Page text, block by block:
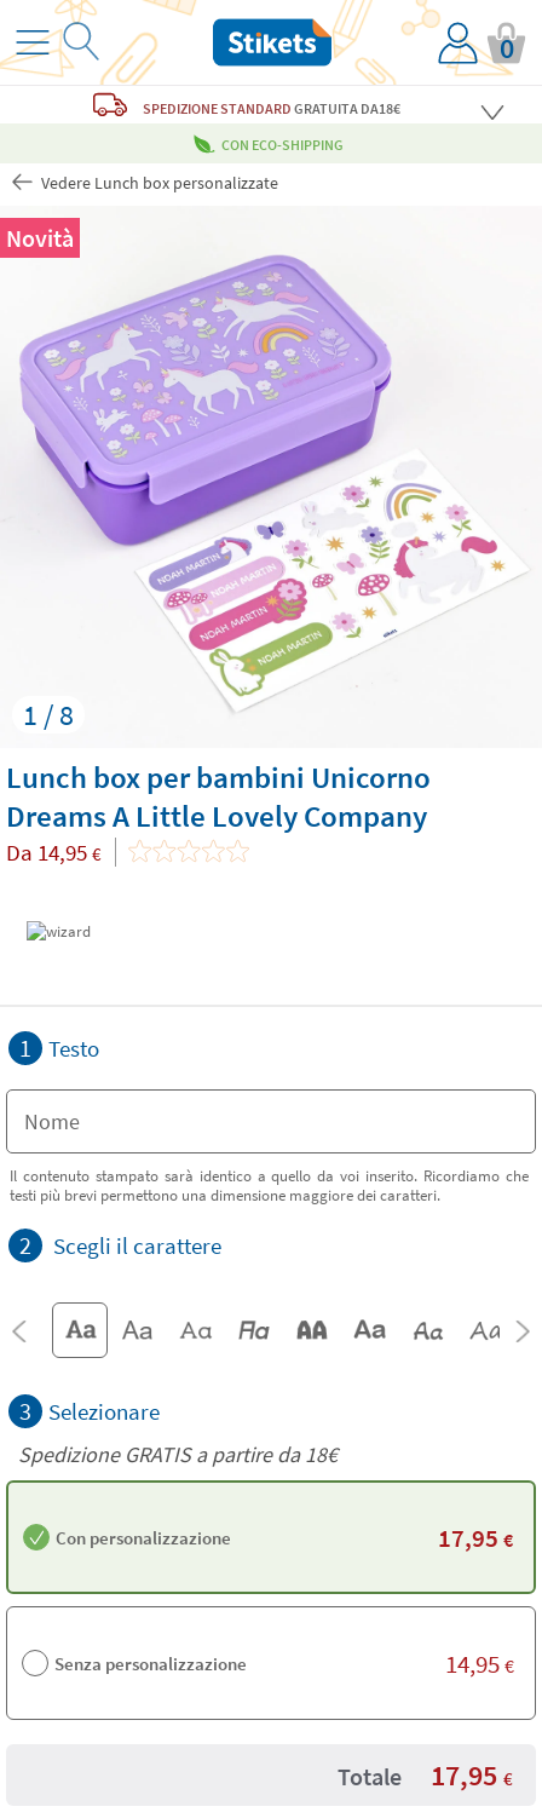
0
SPEDIZIONE STANDARD GRATUITADA18€
CON ECO-SHIPPING
Vedere Lunch box personalizzate
1 / 8
Novità
Lunch box per bambini Unicorno
Dreams A Little Lovely Company
Da 14,95 €
1 Testo
Il contenuto stampato sarà identico a quello da voi inserito. Ricordiamo che
testi più brevi permettono una dimensione maggiore dei caratteri.
2 Scegli il carattere
3 Selezionare
Spedizione GRATIS a partire da18€
Con personalizzazione 17,95 €
Senza personalizzazione 14,95 €
Totale 17,95 €